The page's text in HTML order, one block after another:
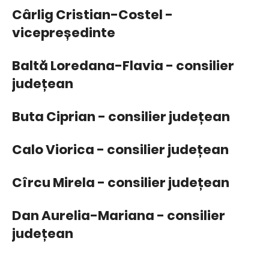
Cârlig Cristian-Costel -
vicepreședinte
Baltă Loredana-Flavia - consilier
județean
Buta Ciprian - consilier județean
Calo Viorica - consilier județean
Cîrcu Mirela - consilier județean
Dan Aurelia-Mariana - consilier
județean